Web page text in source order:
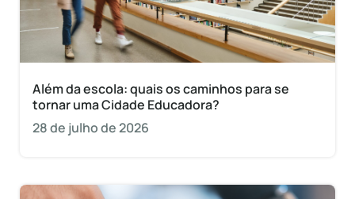
Além da escola: quais os caminhos para se
tornar uma Cidade Educadora?
28 de julho de 2026